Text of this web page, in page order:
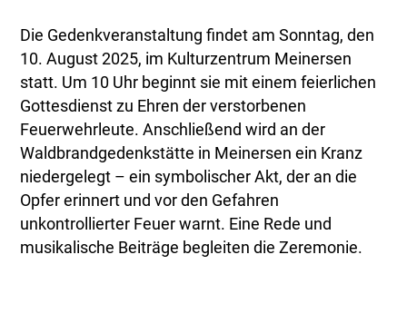
Die Gedenkveranstaltung findet am Sonntag, den
10. August 2025, im Kulturzentrum Meinersen
statt. Um 10 Uhr beginnt sie mit einem feierlichen
Gottesdienst zu Ehren der verstorbenen
Feuerwehrleute. Anschließend wird an der
Waldbrandgedenkstätte in Meinersen ein Kranz
niedergelegt – ein symbolischer Akt, der an die
Opfer erinnert und vor den Gefahren
unkontrollierter Feuer warnt. Eine Rede und
musikalische Beiträge begleiten die Zeremonie.